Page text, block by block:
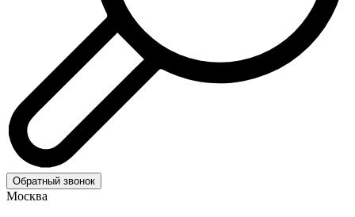
Обратный звонок
Москва